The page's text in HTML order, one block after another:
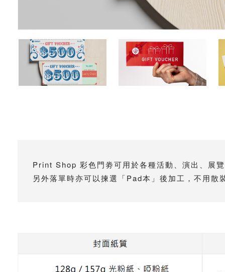
Print Shop 彩⾊⾨劵可⽤於各種活動、演出、展
另外落單時亦可以揀選「Pad本」後加⼯，不⽤散